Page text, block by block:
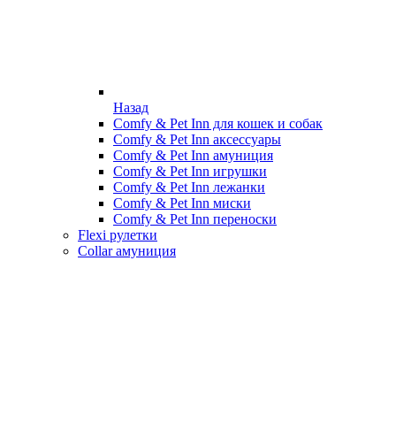
Назад
Comfy & Pet Inn для кошек и собак
Comfy & Pet Inn аксессуары
Comfy & Pet Inn амуниция
Comfy & Pet Inn игрушки
Comfy & Pet Inn лежанки
Comfy & Pet Inn миски
Comfy & Pet Inn переноски
Flexi рулетки
Collar амуниция